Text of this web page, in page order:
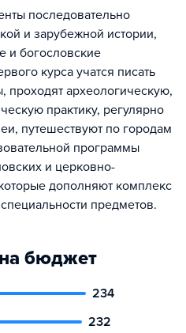
последовательно
и зарубежной истории,
и богословские
курса учатся писать
проходят археологическую,
практику, регулярно
путешествуют по городам
программы
и церковно-
дополняют комплекс
предметов.
бюджет
234
232